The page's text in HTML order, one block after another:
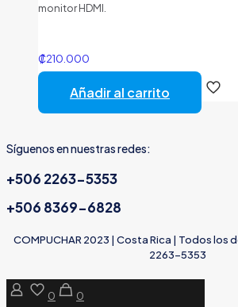
monitor HDMI.
₡210.000
Añadir al carrito
Síguenos en nuestras redes:
+506 2263-5353
+506 8369-6828
COMPUCHAR 2023 | Costa Rica | Todos los
2263-5353
0
0